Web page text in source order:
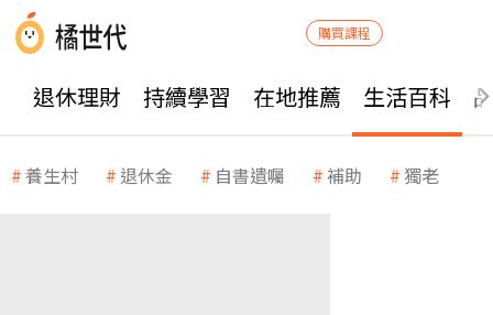
購買課程
退休理財 持續學習 在地推薦 生活百科
養生村 退休金 自書遺囑 補助 獨老